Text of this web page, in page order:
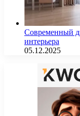
Современный
интерьера
05.12.2025